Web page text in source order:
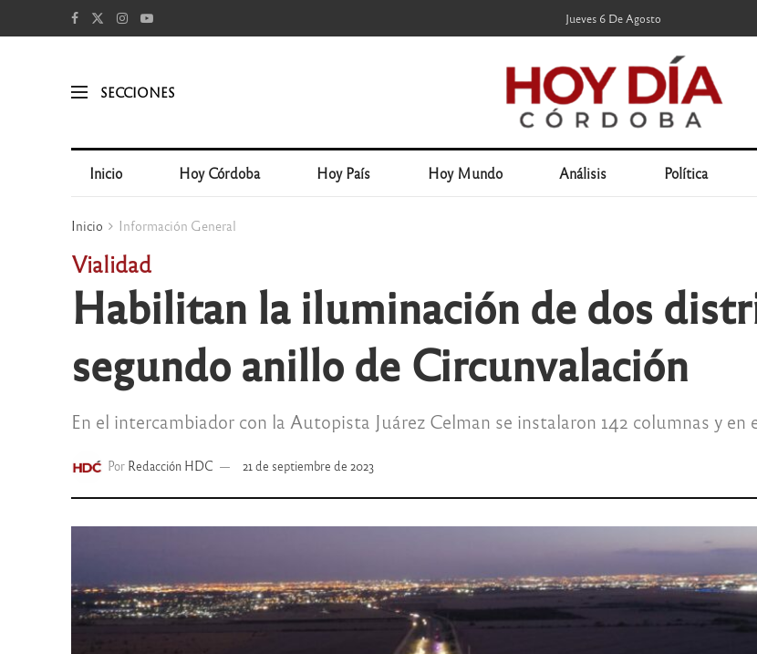
Jueves 6 De Agosto
SECCIONES
Inicio Hoy Córdoba Hoy País Hoy Mundo Análisis Política
Inicio Información General
Vialidad
Habilitan la iluminación de dos
segundo anillo de Circunvalación
En el intercambiador con la Autopista Juárez Celman se instalaron 142 columnas y
Por Redacción HDC 21 de septiembre de 2023